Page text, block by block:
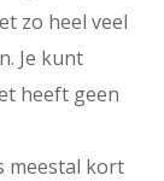
zo heel veel
Je kunt
heeft geen
meestal kort